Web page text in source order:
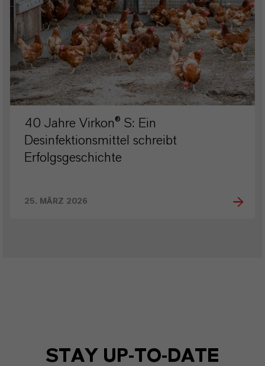
40 Jahre Virkon® S: Ein
Desinfektionsmittel schreibt
Erfolgsgeschichte
25. MÄRZ 2026
STAY UP-TO-DATE